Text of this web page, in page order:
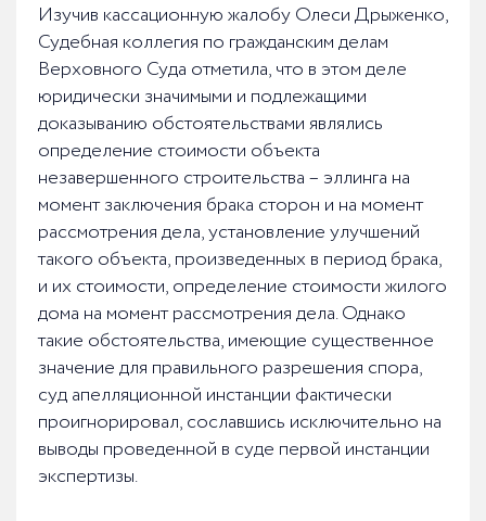
Изучив кассационную жалобу Олеси Дрыженко,
Судебная коллегия по гражданским делам
Верховного Суда отметила, что в этом деле
юридически значимыми и подлежащими
доказыванию обстоятельствами являлись
определение стоимости объекта
незавершенного строительства – эллинга на
момент заключения брака сторон и на момент
рассмотрения дела, установление улучшений
такого объекта, произведенных в период брака,
и их стоимости, определение стоимости жилого
дома на момент рассмотрения дела. Однако
такие обстоятельства, имеющие существенное
значение для правильного разрешения спора,
суд апелляционной инстанции фактически
проигнорировал, сославшись исключительно на
выводы проведенной в суде первой инстанции
экспертизы.